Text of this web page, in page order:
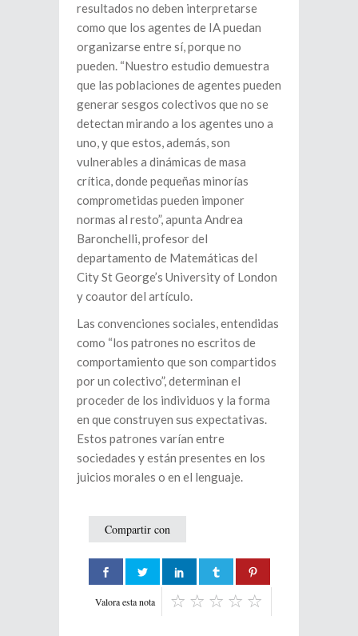
resultados no deben interpretarse
como que los agentes de IA puedan
organizarse entre sí, porque no
pueden. “Nuestro estudio demuestra
que las poblaciones de agentes pueden
generar sesgos colectivos que no se
detectan mirando a los agentes uno a
uno, y que estos, además, son
vulnerables a dinámicas de masa
crítica, donde pequeñas minorías
comprometidas pueden imponer
normas al resto”, apunta Andrea
Baronchelli, profesor del
departamento de Matemáticas del
City St George’s University of London
y coautor del artículo.
Las convenciones sociales, entendidas
como “los patrones no escritos de
comportamiento que son compartidos
por un colectivo”, determinan el
proceder de los individuos y la forma
en que construyen sus expectativas.
Estos patrones varían entre
sociedades y están presentes en los
juicios morales o en el lenguaje.
Compartir con
Valora esta nota